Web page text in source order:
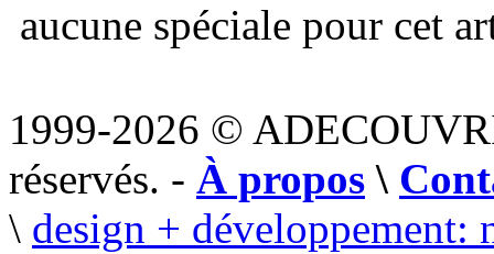
aucune spéciale pour cet
1999-2026 ©
réservés. - À propos \
\ design + développement: